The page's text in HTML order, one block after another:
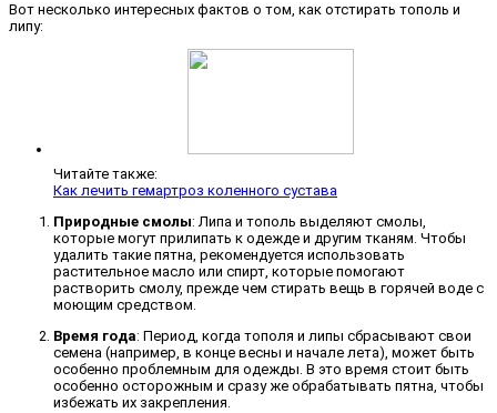
Вот несколько интересных фактов о том, как отстирать тополь и
липу:
Читайте также:
Как лечить гемартроз коленного сустава
Природные смолы: Липа и тополь выделяют смолы,
которые могут прилипать к одежде и другим тканям. Чтобы
удалить такие пятна, рекомендуется использовать
растительное масло или спирт, которые помогают
растворить смолу, прежде чем стирать вещь в горячей воде с
моющим средством.
Время года: Период, когда тополя и липы сбрасывают свои
семена (например, в конце весны и начале лета), может быть
особенно проблемным для одежды. В это время стоит быть
особенно осторожным и сразу же обрабатывать пятна, чтобы
избежать их закрепления.